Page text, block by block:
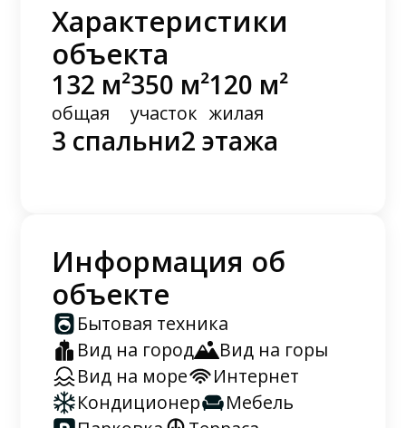
Характеристики
объекта
132 м²
общая
350 м²
участок
120 м²
жилая
3 спальни2 этажа
Информация об
объекте
Бытовая техника
Вид на город
Вид на горы
Вид на море
Интернет
Кондиционер
Мебель